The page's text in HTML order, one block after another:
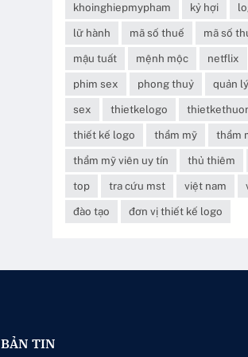
khoinghiepmypham
kỷ hợi
lữ hành
mã số thuế
mã số
mậu tuất
mệnh mộc netflix
phim sex
phong thuỷ
quản
sex
thietkelogo
thiết kế logo
thẩm mỹ
thẩm
thẩm mỹ viên uy tín
thủ thiêm
top
tra cứu mst việt nam
đào tạo
đơn vị thiết kế logo
BẢN TIN